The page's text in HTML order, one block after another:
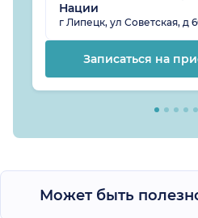
Нации
г Липецк, ул Советская, д
Записаться на
Может быть